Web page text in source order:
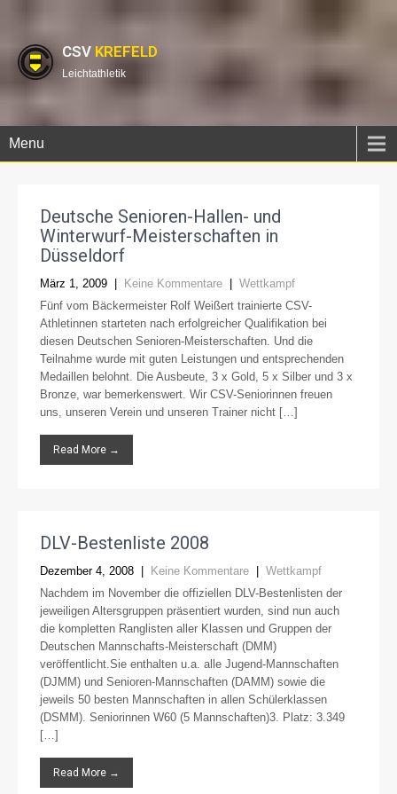
CSV KREFELD
Leichtathletik
Menu
Deutsche Senioren-Hallen- und
Winterwurf-Meisterschaften in
Düsseldorf
März 1, 2009 Keine Kommentare
Wettkampf
Fünf vom Bäckermeister Rolf Weißert trainierte CSV-
Athletinnen starteten nach erfolgreicher Qualifikation bei
diesen Deutschen Senioren-Meisterschaften. Und die
Teilnahme wurde mit guten Leistungen und entsprechenden
Medaillen belohnt. Die Ausbeute, 3 x Gold, 5 x Silber und 3 x
Bronze, war bemerkenswert. Wir CSV-Seniorinnen freuen
uns, unseren Verein und unseren Trainer nicht […]
Read More →
DLV-Bestenliste 2008
Dezember 4, 2008 Keine Kommentare
Wettkampf
Nachdem im November die offiziellen DLV-Bestenlisten der
jeweiligen Altersgruppen präsentiert wurden, sind nun auch
die kompletten Ranglisten aller Klassen und Gruppen der
Deutschen Mannschafts-Meisterschaft (DMM)
veröffentlicht.Sie enthalten u.a. alle Jugend-Mannschaften
(DJMM) und Senioren-Mannschaften (DAMM) sowie die
jeweils 50 besten Mannschaften in allen Schülerklassen
(DSMM). Seniorinnen W60 (5 Mannschaften)3. Platz: 3.349
[…]
Read More →